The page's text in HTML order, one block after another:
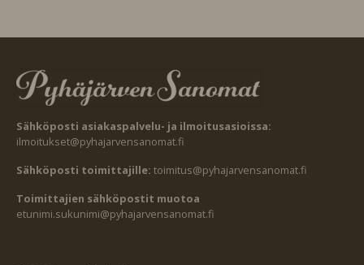
Sähköposti asiakaspalvelu- ja ilmoitusasioissa:
ilmoitukset@pyhajarvensanomat.fi
Sähköposti toimittajille: toimitus@pyhajarvensanomat.fi
Toimittajien sähköpostit muotoa
etunimi.sukunimi@pyhajarvensanomat.fi